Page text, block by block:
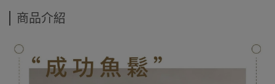
商品介紹